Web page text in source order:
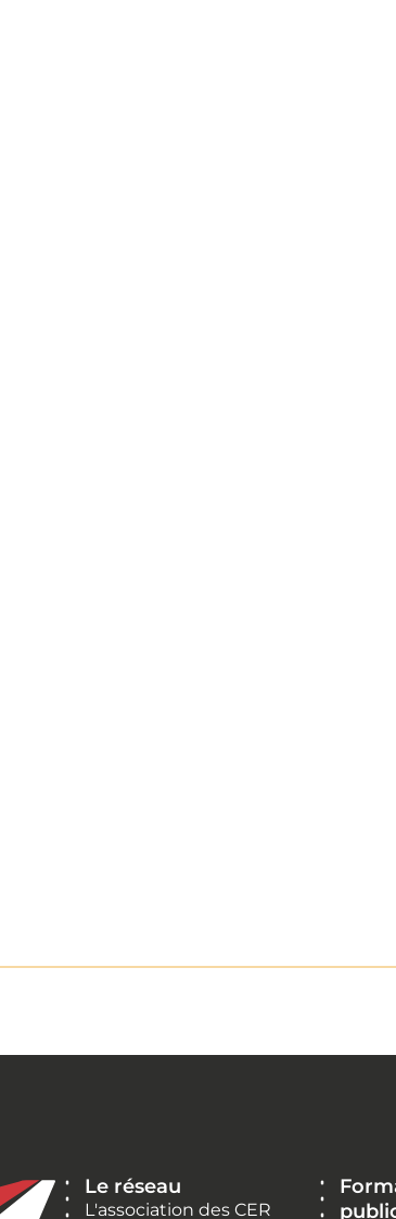
Le réseau
L'association des CER